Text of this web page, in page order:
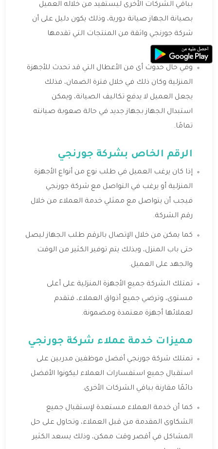
بباقي الشركات الأخرى ليستفيد من خلاله العميل
بصيانة الجهاز صيانة دورية، وذلك يكون دليل على أن
شركة جورنجي واثقة من المنتجات التي تقدمها
لعملائها.
وفي حال حدوث أى من الأعطال التي قد تحدث للأجهزة
المنزلية وكان ذلك في خلال فترة الضمان، فذلك
يجعل العميل لا يدفع تكاليف الصيانة، ويمكن
استبدال الجهاز بجهاز جديد في حالة صعوبة صيانته
تمامًا.
الرقم الخاص بشركة جورنجي
إذا كان يرغب العميل في طلب نوع من أنواع الأجهزة
المنزلية أو يرغب في التواصل مع شركة جورنجي
فيجب أن يتواصل مع ممثلي خدمة العملاء من خلال
رقم الشركة.
كما يمكن من خلال الإتصال بالرقم طلب الجهاز ليصل
حتى باب المنزل، وبذلك يتم توفير الكثير من الوقت
والجهد على العميل.
تمتلك الشركة جميع الأجهزة المنزلية على أعلى
مستوى، وترضي جميع أذواق العملاء، فتقدم
لعملائها أجهزة معتمدة ومضمونة.
مميزات خدمة عملاء شركة جورنجي
تمتلك شركة جورنجي أفضل موظفين مدربين على
استقبال جميع استفسارات العملاء ليكونوا الأفضل
دائمًا مقارنة بباقي الشركات الأخرى.
كما أن خدمة العملاء مستعدة لإستقبال جميع
الشكاوى المقدمة من قبل العملاء، وتحاول على حل
المشاكل في أقصر وقت ممكن، وذلك يسعد الكثير